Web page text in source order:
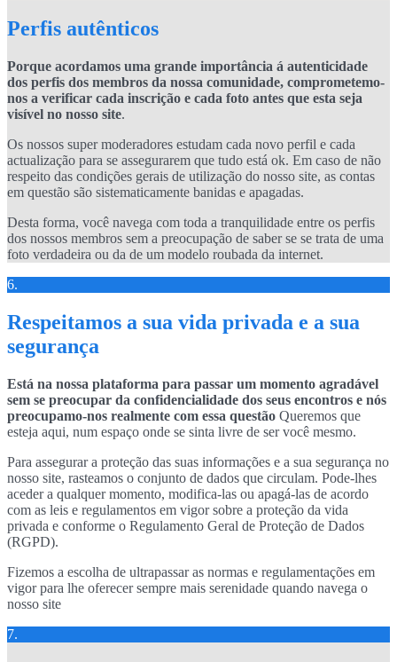
Perfis autênticos
Porque acordamos uma grande importância á autenticidade
dos perfis dos membros da nossa comunidade, comprometemo-
nos a verificar cada inscrição e cada foto antes que esta seja
visível no nosso site.
Os nossos super moderadores estudam cada novo perfil e cada
actualização para se assegurarem que tudo está ok. Em caso de não
respeito das condições gerais de utilização do nosso site, as contas
em questão são sistematicamente banidas e apagadas.
Desta forma, você navega com toda a tranquilidade entre os perfis
dos nossos membros sem a preocupação de saber se se trata de uma
foto verdadeira ou da de um modelo roubada da internet.
6.
Respeitamos a sua vida privada e a sua
segurança
Está na nossa plataforma para passar um momento agradável
sem se preocupar da confidencialidade dos seus encontros e nós
preocupamo-nos realmente com essa questão Queremos que
esteja aqui, num espaço onde se sinta livre de ser você mesmo.
Para assegurar a proteção das suas informações e a sua segurança no
nosso site, rasteamos o conjunto de dados que circulam. Pode-lhes
aceder a qualquer momento, modifica-las ou apagá-las de acordo
com as leis e regulamentos em vigor sobre a proteção da vida
privada e conforme o Regulamento Geral de Proteção de Dados
(RGPD).
Fizemos a escolha de ultrapassar as normas e regulamentações em
vigor para lhe oferecer sempre mais serenidade quando navega o
nosso site
7.